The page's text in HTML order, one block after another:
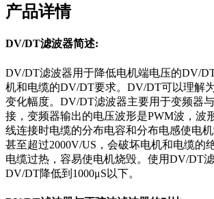
产品详情
DV/DT滤波器简述:
DV/DT滤波器用于降低电机端电压的DV/
机和电缆的DV/DT要求。DV/DT可以理解
变化幅度。DV/DT滤波器主要用于变频器
接，变频器输出的电压波形是PWM波，波
线连接时电缆的分布电容和分布电感使电
甚至超过2000V/US，会破坏电机和电缆的
电缆过热，容易使电机烧毁。使用DV/DT
DV/DT降低到1000μS以下。